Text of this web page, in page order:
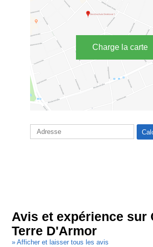
Charge la carte
Avis et expérience sur
Terre D'Armor
» Afficher et laisser tous les avis